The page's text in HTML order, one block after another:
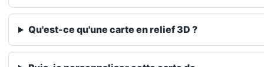
Qu'est-ce qu'une carte en relief 3D ?